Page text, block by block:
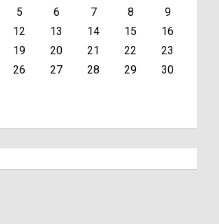
5 6 7 8
9
12 13 14 15
16
19 20 21 22
23
26 27 28 29
30